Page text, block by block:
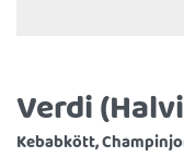
Verdi
Kebabkött,